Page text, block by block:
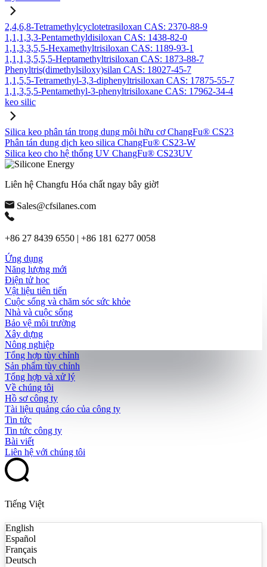
2,4,6,8-Tetramethylcyclotetrasiloxan CAS: 2370-88-9
1,1,1,3,3-Pentamethyldisiloxan CAS: 1438-82-0
1,1,3,3,5,5-Hexamethyltrisiloxan CAS: 1189-93-1
1,1,1,3,5,5,5-Heptamethyltrisiloxan CAS: 1873-88-7
Phenyltris(dimethylsiloxy)silan CAS: 18027-45-7
1,1,5,5-Tetramethyl-3,3-diphenyltrisiloxan CAS: 17875-55-7
1,1,3,5,5-Pentamethyl-3-phenyltrisiloxane CAS: 17962-34-4
keo silic
Silica keo phân tán trong dung môi hữu cơ ChangFu® CS23
Phân tán dung dịch keo silica ChangFu® CS23-W
Silica keo cho hệ thống UV ChangFu® CS23UV
Liên hệ Changfu Hóa chất ngay bây giờ!
Sales@cfsilanes.com
+86 27 8439 6550 | +86 181 6277 0058
Ứng dụng
Năng lượng mới
Điện tử học
Vật liệu tiên tiến
Cuộc sống và chăm sóc sức khỏe
Nhà và cuộc sống
Bảo vệ môi trường
Xây dựng
Nông nghiệp
Tổng hợp tùy chỉnh
Sản phẩm tùy chỉnh
Tổng hợp và xử lý
Về chúng tôi
Hồ sơ công ty
Tài liệu quảng cáo của công ty
Tin tức
Tin tức công ty
Bài viết
Liên hệ với chúng tôi
Tiếng Việt
English
Español
Français
Deutsch